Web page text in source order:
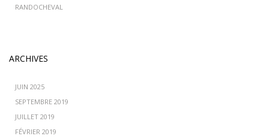
RANDOCHEVAL
ARCHIVES
JUIN 2025
SEPTEMBRE 2019
JUILLET 2019
FÉVRIER 2019